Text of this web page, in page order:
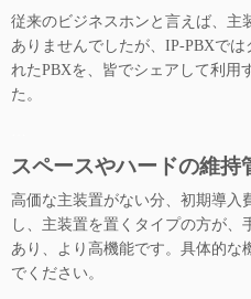
従来のビジネスホンと言えば、主
ありませんでしたが、IP-PBXで
れたPBXを、皆でシェアして利用
た。
スペースやハードの維
高価な主装置がない分、初期導入
し、主装置を置くタイプの方が
あり、より高機能です。具体的な
でください。